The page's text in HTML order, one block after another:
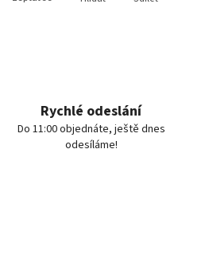
Rychlé odeslání
Do 11:00 objednáte, ještě dnes
odesíláme!